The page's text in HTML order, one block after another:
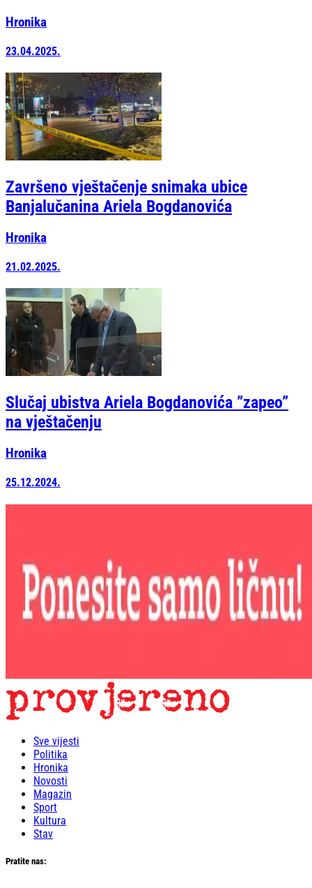
Hronika
23.04.2025.
Završeno vještačenje snimaka ubice
Banjalučanina Ariela Bogdanovića
Hronika
21.02.2025.
Slučaj ubistva Ariela Bogdanovića ”zapeo”
na vještačenju
Hronika
25.12.2024.
Sve vijesti
Politika
Hronika
Novosti
Magazin
Sport
Kultura
Stav
Pratite nas: